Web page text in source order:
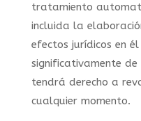
tratamiento
incluida la
efectos jurídicos en
significativamente de
tendrá derecho a
cualquier momento.